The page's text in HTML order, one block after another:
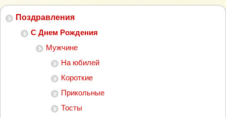
Поздравления
С Днем Рождения
Мужчине
На юбилей
Короткие
Прикольные
Тосты